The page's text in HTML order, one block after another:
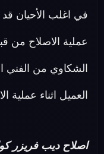
في اغلب الأحيان قد
عملية الاصلاح من
الشكاوي من
العميل اثناء
اصلاح ديب فريزر